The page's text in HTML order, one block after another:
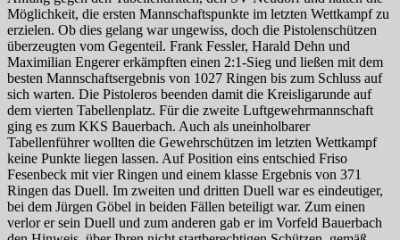
Möglichkeit, die ersten Mannschaftspunkte im letzten Wettkampf zu
erzielen. Ob dies gelang war ungewiss, doch die Pistolenschützen
überzeugten vom Gegenteil. Frank Fessler, Harald Dehn und
Maximilian Engerer erkämpften einen 2:1-Sieg und ließen mit dem
besten Mannschaftsergebnis von 1027 Ringen bis zum Schluss auf
sich warten. Die Pistoleros beenden damit die Kreisligarunde auf
dem vierten Tabellenplatz. Für die zweite Luftgewehrmannschaft
ging es zum KKS Bauerbach. Auch als uneinholbarer
Tabellenführer wollten die Gewehrschützen im letzten Wettkampf
keine Punkte liegen lassen. Auf Position eins entschied Friso
Fesenbeck mit vier Ringen und einem klasse Ergebnis von 371
Ringen das Duell. Im zweiten und dritten Duell war es eindeutiger,
bei dem Jürgen Göbel in beiden Fällen beteiligt war. Zum einen
verlor er sein Duell und zum anderen gab er im Vorfeld Bauerbach